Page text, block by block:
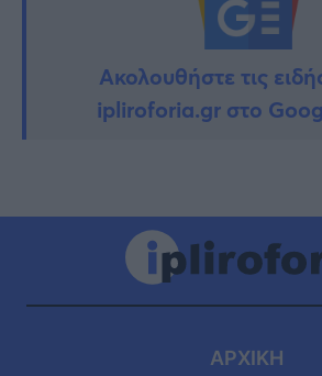
Ακολουθήστε τις
ipliroforia.gr στο
ΑΡΧΙΚΗ